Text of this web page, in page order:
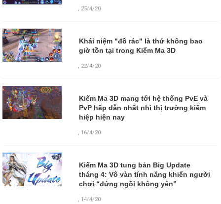
, 25/4/20
Khái niệm "đồ rác" là thứ không bao
giờ tồn tại trong Kiếm Ma 3D
, 22/4/20
Kiếm Ma 3D mang tới hệ thống PvE và
PvP hấp dẫn nhất nhì thị trường kiếm
hiệp hiện nay
, 16/4/20
Kiếm Ma 3D tung bản Big Update
tháng 4: Vô vàn tính năng khiến người
chơi “đứng ngồi không yên”
, 14/4/20